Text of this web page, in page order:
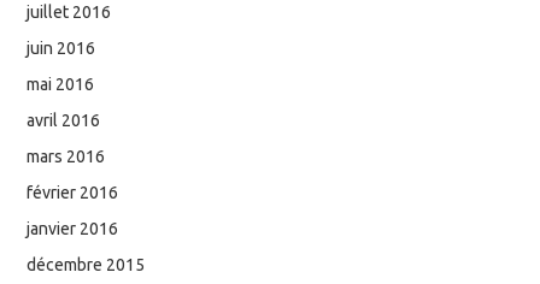
juillet 2016
juin 2016
mai 2016
avril 2016
mars 2016
février 2016
janvier 2016
décembre 2015